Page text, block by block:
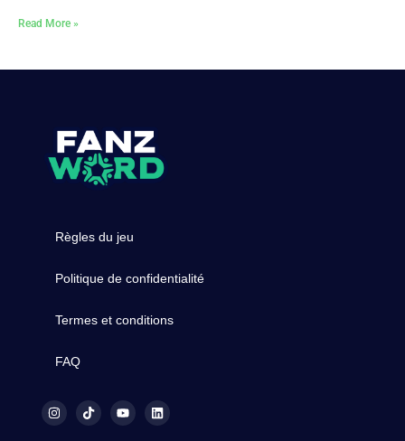
Read More »
Règles du jeu
Politique de confidentialité
Termes et conditions
FAQ